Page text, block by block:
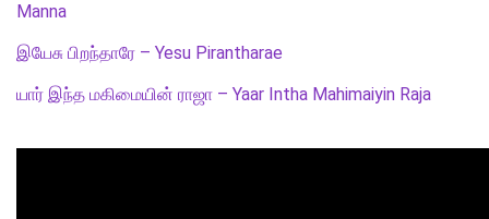
Manna
இயேசு பிறந்தாரே – Yesu Pirantharae
யார் இந்த மகிமையின் ராஜா – Yaar Intha Mahimaiyin Raja